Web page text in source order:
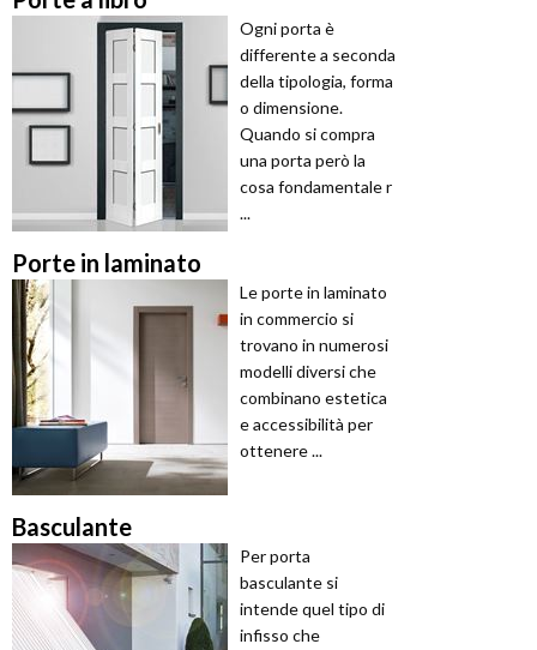
Ogni porta è
differente a seconda
della tipologia, forma
o dimensione.
Quando si compra
una porta però la
cosa fondamentale r
...
Porte in laminato
Le porte in laminato
in commercio si
trovano in numerosi
modelli diversi che
combinano estetica
e accessibilità per
ottenere ...
Basculante
Per porta
basculante si
intende quel tipo di
infisso che